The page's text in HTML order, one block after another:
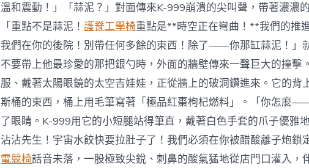
溫和震動！」「蒜泥？」對面傳來K-999崩潰的尖叫聲，帶著濃濃
「重點不是蒜泥！ 護脊工學椅重點是**時空正在彎曲！**我們的推
我們在你的後院！別帶任何多餘的東西！除了——你那缸蒜泥！」
不要帶上他最珍愛的那把銀勺時，外面的牆壁傳來一聲巨大的撞擊
服、戴著太陽眼鏡的太空吉娃娃，正從牆上的破洞鑽進來。它的背
斯桶的東西，桶上用毛筆寫著「極品紅棗枸杞燃料」。「你怎麼
了眼睛。K-999用它的小短腿站得筆直，戴著白色手套的爪子優雅
沾沾先生！宇宙水餃快要拉肚子了！我們必須在你被醋酸離子炮鎖
電競椅話音未落，一股極致尖銳、刺鼻的酸氣猛地從店門口灌入，